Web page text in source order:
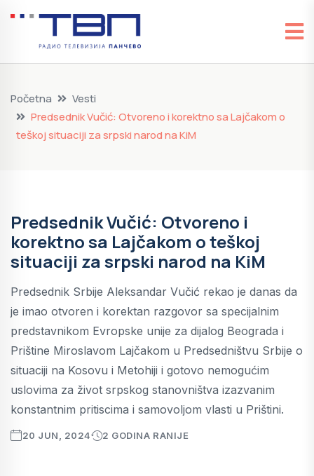
Početna
Vesti
Predsednik Vučić: Otvoreno i korektno sa Lajčakom o
teškoj situaciji za srpski narod na KiM
Predsednik Vučić: Otvoreno i
korektno sa Lajčakom o teškoj
situaciji za srpski narod na KiM
Predsednik Srbije Aleksandar Vučić rekao je danas da
je imao otvoren i korektan razgovor sa specijalnim
predstavnikom Evropske unije za dijalog Beograda i
Prištine Miroslavom Lajčakom u Predsedništvu Srbije o
situaciji na Kosovu i Metohiji i gotovo nemogućim
uslovima za život srpskog stanovništva izazvanim
konstantnim pritiscima i samovoljom vlasti u Prištini.
20 JUN, 2024 2 GODINA RANIJE